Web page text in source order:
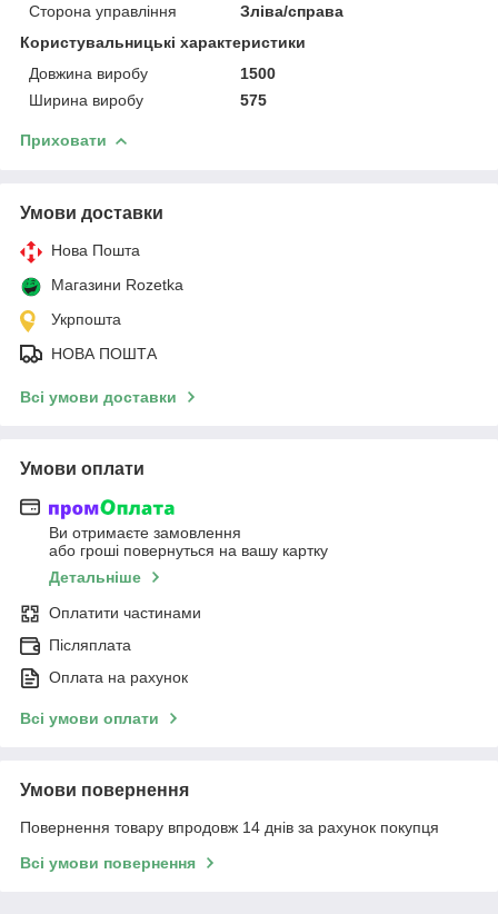
Сторона управління
Зліва/справа
Користувальницькі характеристики
Довжина виробу
1500
Ширина виробу
575
Приховати
Умови доставки
Нова Пошта
Магазини Rozetka
Укрпошта
НОВА ПОШТА
Всі умови доставки
Умови оплати
Ви отримаєте замовлення
або гроші повернуться на вашу картку
Детальніше
Оплатити частинами
Післяплата
Оплата на рахунок
Всі умови оплати
Умови повернення
Повернення товару впродовж 14 днів за рахунок покупця
Всі умови повернення